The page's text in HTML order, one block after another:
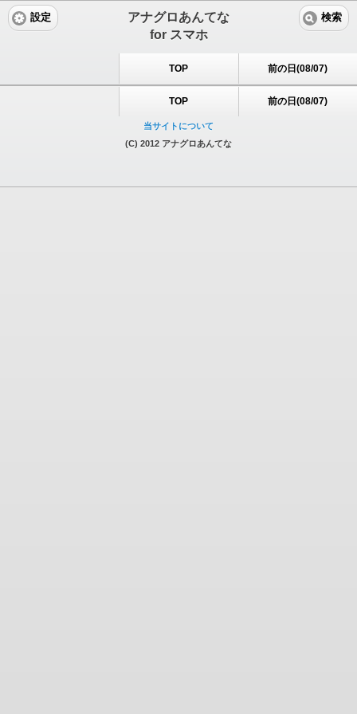
アナグロあんてな
for スマホ
設定 検索
TOP 前の日(08/07)
TOP 前の日(08/07)
当サイトについて
(C) 2012 アナグロあんてな